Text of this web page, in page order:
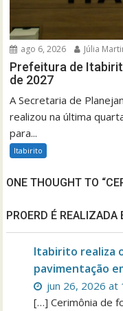
ago 6, 2026 Júlia
Prefeitura de
de 2027
A Secretaria de
realizou na última
para...
Itabirito
ONE THOUGHT TO
PROERD É REALIZADA
Itabirito realiza
pavimentação
jun 26, 2026 at
[…] Cerimônia de